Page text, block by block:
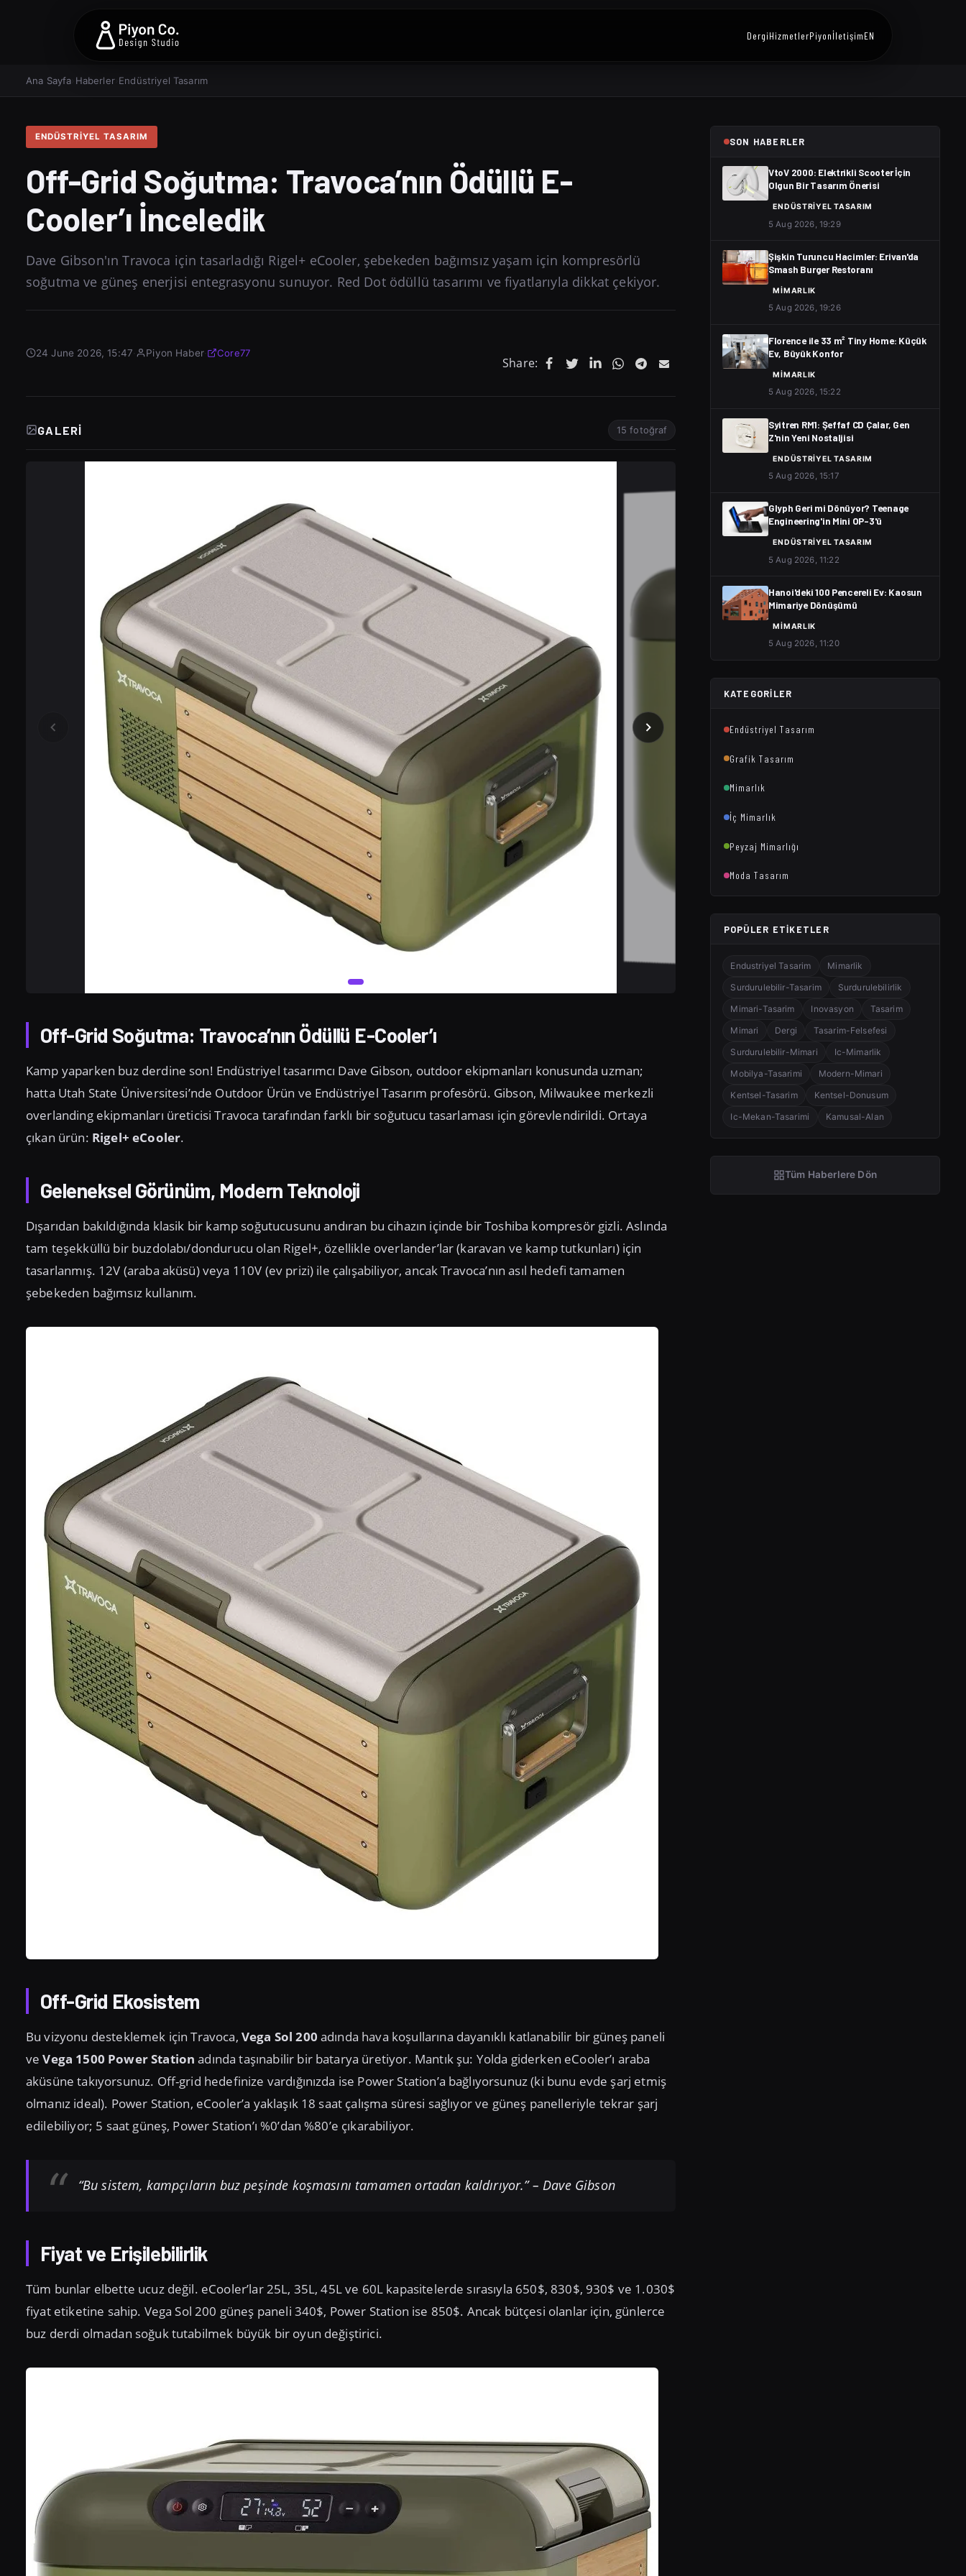
DergiHizmetlerPiyonİletişimEN
Ana Sayfa Haberler› Endüstriyel Tasarım
ENDÜSTRIYEL TASARIM
Off-Grid Soğutma: Travoca’nın Ödüllü E-
Cooler’ı İnceledik
Dave Gibson'ın Travoca için tasarladığı Rigel+ eCooler, şebekeden bağımsız yaşam için kompresörlü
soğutma ve güneş enerjisi entegrasyonu sunuyor. Red Dot ödüllü tasarımı ve fiyatlarıyla dikkat çekiyor.
24 June 2026, 15:47 Piyon Haber· Core77
Share:
GALERI 15 fotoğraf
Off-Grid Soğutma: Travoca’nın Ödüllü E-Cooler’ı
Kamp yaparken buz derdine son! Endüstriyel tasarımcı Dave Gibson, outdoor ekipmanları konusunda uzman;
hatta Utah State Üniversitesi’nde Outdoor Ürün ve Endüstriyel Tasarım profesörü. Gibson, Milwaukee merkezli
overlanding ekipmanları üreticisi Travoca tarafından farklı bir soğutucu tasarlaması için görevlendirildi. Ortaya
çıkan ürün: Rigel+ eCooler.
Geleneksel Görünüm, Modern Teknoloji
Dışarıdan bakıldığında klasik bir kamp soğutucusunu andıran bu cihazın içinde bir Toshiba kompresör gizli. Aslında
tam teşekküllü bir buzdolabı/dondurucu olan Rigel+, özellikle overlander’lar (karavan ve kamp tutkunları) için
tasarlanmış. 12V (araba aküsü) veya 110V (ev prizi) ile çalışabiliyor, ancak Travoca’nın asıl hedefi tamamen
şebekeden bağımsız kullanım.
Off-Grid Ekosistem
Bu vizyonu desteklemek için Travoca, Vega Sol 200 adında hava koşullarına dayanıklı katlanabilir bir güneş paneli
veVega 1500 Power Station adında taşınabilir bir batarya üretiyor. Mantık şu: Yolda giderken eCooler’ı araba
aküsüne takıyorsunuz. Off-grid hedefinize vardığınızda ise Power Station’a bağlıyorsunuz (ki bunu evde şarj etmiş
olmanız ideal). Power Station, eCooler’a yaklaşık 18 saat çalışma süresi sağlıyor ve güneş panelleriyle tekrar şarj
edilebiliyor; 5 saat güneş, Power Station’ı %0’dan %80’e çıkarabiliyor.
“Bu sistem, kampçıların buz peşinde koşmasını tamamen ortadan kaldırıyor.” – Dave Gibson
Fiyat ve Erişilebilirlik
Tüm bunlar elbette ucuz değil. eCooler’lar 25L, 35L, 45L ve 60L kapasitelerde sırasıyla 650$, 830$, 930$ ve 1.030$
fiyat etiketine sahip. Vega Sol 200 güneş paneli 340$, Power Station ise 850$. Ancak bütçesi olanlar için, günlerce
buz derdi olmadan soğuk tutabilmek büyük bir oyun değiştirici.
SON HABERLER
VtoV 2000: Elektrikli Scooter İçin
Olgun Bir Tasarım Önerisi
ENDÜSTRIYEL TASARIM
5 Aug 2026, 19:29
Şişkin Turuncu Hacimler: Erivan'da
Smash Burger Restoranı
MIMARLIK
5 Aug 2026, 19:26
Florence ile 33 m² Tiny Home: Küçük
Ev, Büyük Konfor
MIMARLIK
5 Aug 2026, 15:22
Syitren RM1: Şeffaf CD Çalar, Gen
Z'nin Yeni Nostaljisi
ENDÜSTRIYEL TASARIM
5 Aug 2026, 15:17
Glyph Geri mi Dönüyor? Teenage
Engineering'in Mini OP-3'ü
ENDÜSTRIYEL TASARIM
5 Aug 2026, 11:22
Hanoi'deki 100 Pencereli Ev: Kaosun
Mimariye Dönüşümü
MIMARLIK
5 Aug 2026, 11:20
KATEGORILER
Endüstriyel Tasarım
Grafik Tasarım
Mimarlık
İç Mimarlık
Peyzaj Mimarlığı
Moda Tasarım
POPÜLER ETIKETLER
Endustriyel Tasarim
Mimarlik
Surdurulebilir-Tasarim
Surdurulebilirlik
Mimari-Tasarim
Inovasyon
Tasarim
Mimari
Dergi
Tasarim-Felsefesi
Surdurulebilir-Mimari
Ic-Mimarlik
Mobilya-Tasarimi
Modern-Mimari
Kentsel-Tasarim
Kentsel-Donusum
Ic-Mekan-Tasarimi
Kamusal-Alan
Tüm Haberlere Dön